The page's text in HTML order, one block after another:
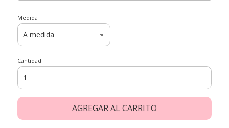
Medida
Cantidad
AGREGAR AL CARRITO